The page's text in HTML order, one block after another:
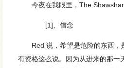
今夜在我眼里，The
[1]、信念
Red 说，希望是危险的东西，
有资格这么说。因为从进来的那一